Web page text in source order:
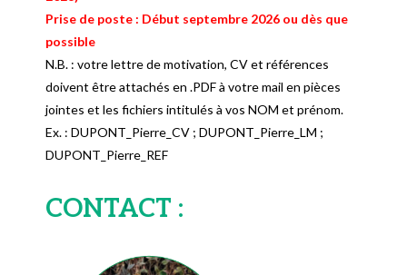
Prise de poste : Début septembre 2026 ou dès que
possible
N.B. : votre lettre de motivation, CV et références
doivent être attachés en .PDF à votre mail en pièces
jointes et les fichiers intitulés à vos NOM et prénom.
Ex. : DUPONT_Pierre_CV ; DUPONT_Pierre_LM ;
DUPONT_Pierre_REF
CONTACT :